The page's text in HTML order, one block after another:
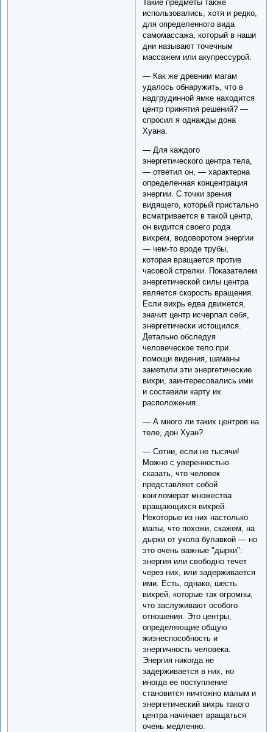
Такие предметы также
использовались, хотя и редко,
для определенного вида
самомассажа, который в наши
дни называют точечным
массажем или акупрессурой.
— Как же древним магам
удалось обнаружить, что в
надгрудинной ямке находится
центр принятия решений? —
спросил я однажды дона
Хуана.
— Для каждого
энергетического центра тела,
— ответил он, — характерна
определенная концентрация
энергии. С точки зрения
видящего, который пристально
всматривается в такой центр,
он видится своего рода
вихрем, водоворотом энергии
— чем-то вроде трубы,
которая вращается против
часовой стрелки. Показателем
энергетической силы центра
является скорость вращения.
Если вихрь едва движется,
значит центр исчерпал себя,
энергетически истощился.
Детально обследуя
человеческое тело при
помощи видения, шаманы
заметили эти энергетические
вихри, заинтересовались ими
и составили карту их
расположения.
— А много ли таких центров на
теле, дон Хуан?
— Сотни, если не тысячи!
Можно с уверенностью
сказать, что человек
представляет собой
конгломерат множества
вращающихся вихрей.
Некоторые из них настолько
малы, что похожи, скажем, на
дырки от укола булавкой — но
это очень важные "дырки":
энергия или свободно течет
через них, или задерживается
ими. Есть, однако, шесть
вихрей, которые так огромны,
что заслуживают особого
отношения. Это центры,
определяющие общую
жизнеспособность и
энергичность человека.
Энергия никогда не
задерживается в них, но
иногда ее поступление
становится ничтожно малым и
энергетический вихрь такого
центра начинает вращаться
очень медленно.